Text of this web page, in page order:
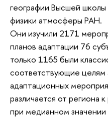
географии Высшей
физики атмосферы РАН.
Они изучили 2171
планов адаптации 76
только 1165 были
соответствующие целям
адаптационных
различается от региона
при медианном